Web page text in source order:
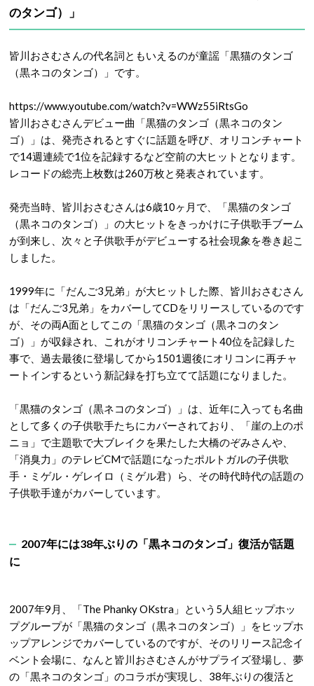
のタンゴ）」
皆川おさむさんの代名詞ともいえるのが童謡「黒猫のタンゴ
（黒ネコのタンゴ）」です。
https://www.youtube.com/watch?v=WWz55iRtsGo
皆川おさむさんデビュー曲「黒猫のタンゴ（黒ネコのタン
ゴ）」は、発売されるとすぐに話題を呼び、オリコンチャート
で14週連続で1位を記録するなど空前の大ヒットとなります。
レコードの総売上枚数は260万枚と発表されています。
発売当時、皆川おさむさんは6歳10ヶ月で、「黒猫のタンゴ
（黒ネコのタンゴ）」の大ヒットをきっかけに子供歌手ブーム
が到来し、次々と子供歌手がデビューする社会現象を巻き起こ
しました。
1999年に「だんご3兄弟」が大ヒットした際、皆川おさむさん
は「だんご3兄弟」をカバーしてCDをリリースしているのです
が、その両A面としてこの「黒猫のタンゴ（黒ネコのタン
ゴ）」が収録され、これがオリコンチャート40位を記録した
事で、過去最後に登場してから1501週後にオリコンに再チャ
ートインするという新記録を打ち立てて話題になりました。
「黒猫のタンゴ（黒ネコのタンゴ）」は、近年に入っても名曲
として多くの子供歌手たちにカバーされており、「崖の上のポ
ニョ」で主題歌で大ブレイクを果たした大橋のぞみさんや、
「消臭力」のテレビCMで話題になったポルトガルの子供歌
手・ミゲル・ゲレイロ（ミゲル君）ら、その時代時代の話題の
子供歌手達がカバーしています。
2007年には38年ぶりの「黒ネコのタンゴ」復活が話題
に
2007年9月、「The Phanky OKstra」という5人組ヒップホッ
プグループが「黒猫のタンゴ（黒ネコのタンゴ）」をヒップホ
ップアレンジでカバーしているのですが、そのリリース記念イ
ベント会場に、なんと皆川おさむさんがサプライズ登場し、夢
の「黒ネコのタンゴ」のコラボが実現し、38年ぶりの復活と